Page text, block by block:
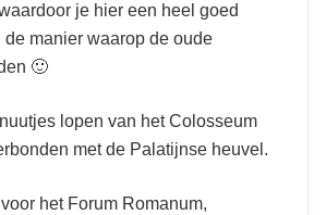
je hier een heel goed
de manier waarop de oude
🙂
lopen van het Colosseum
met de Palatijnse heuvel.
het Forum Romanum,